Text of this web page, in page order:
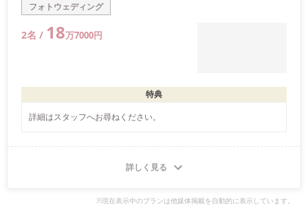
フォトウェディング
2名 / 18万7000円
特典
詳細はスタッフへお尋ねください。
詳しく見る
※現在表示中のプランは他媒体掲載を自動的に表示しています。